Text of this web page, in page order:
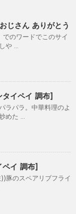
じさん ありがとう
でのワードでこのサイ
や ...
イペイ 調布]
ラパラ。中華料理のよ
めた ...
ペイ 調布]
豚のスペアリブフライ